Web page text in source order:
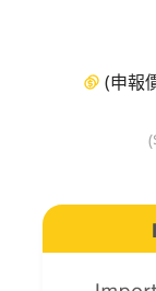
(申報